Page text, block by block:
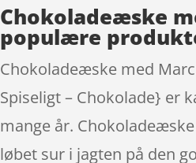
Chokoladeæske
populære
Chokoladeæske med
Spiseligt – Chokolade} er
mange år.
løbet sur i jagten på den